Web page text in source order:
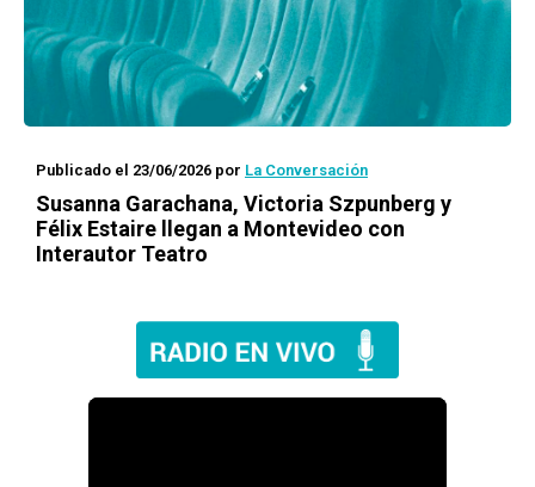
Publicado el 23/06/2026 por La Conversación
Susanna Garachana, Victoria Szpunberg y
Félix Estaire llegan a Montevideo con
Interautor Teatro